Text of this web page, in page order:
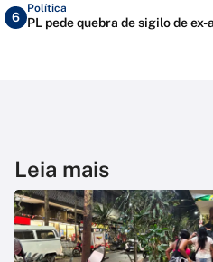
6
Política
PL pede quebra de sigilo de ex-
Leia mais